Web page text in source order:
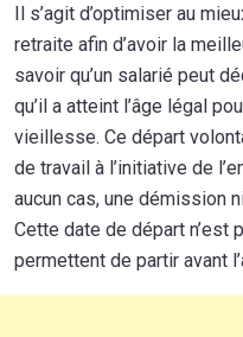
Il s’agit d’optimiser au
retraite afin d’avoir la
savoir qu’un salarié peut
qu’il a atteint l’âge légal
vieillesse. Ce départ
de travail à l’initiative de
aucun cas, une démission
Cette date de départ n’est
permettent de partir avant